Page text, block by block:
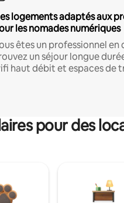
logements adaptés aux
les nomades numériques
êtes un professionnel en
un séjour longue
haut débit et espaces de
pour des